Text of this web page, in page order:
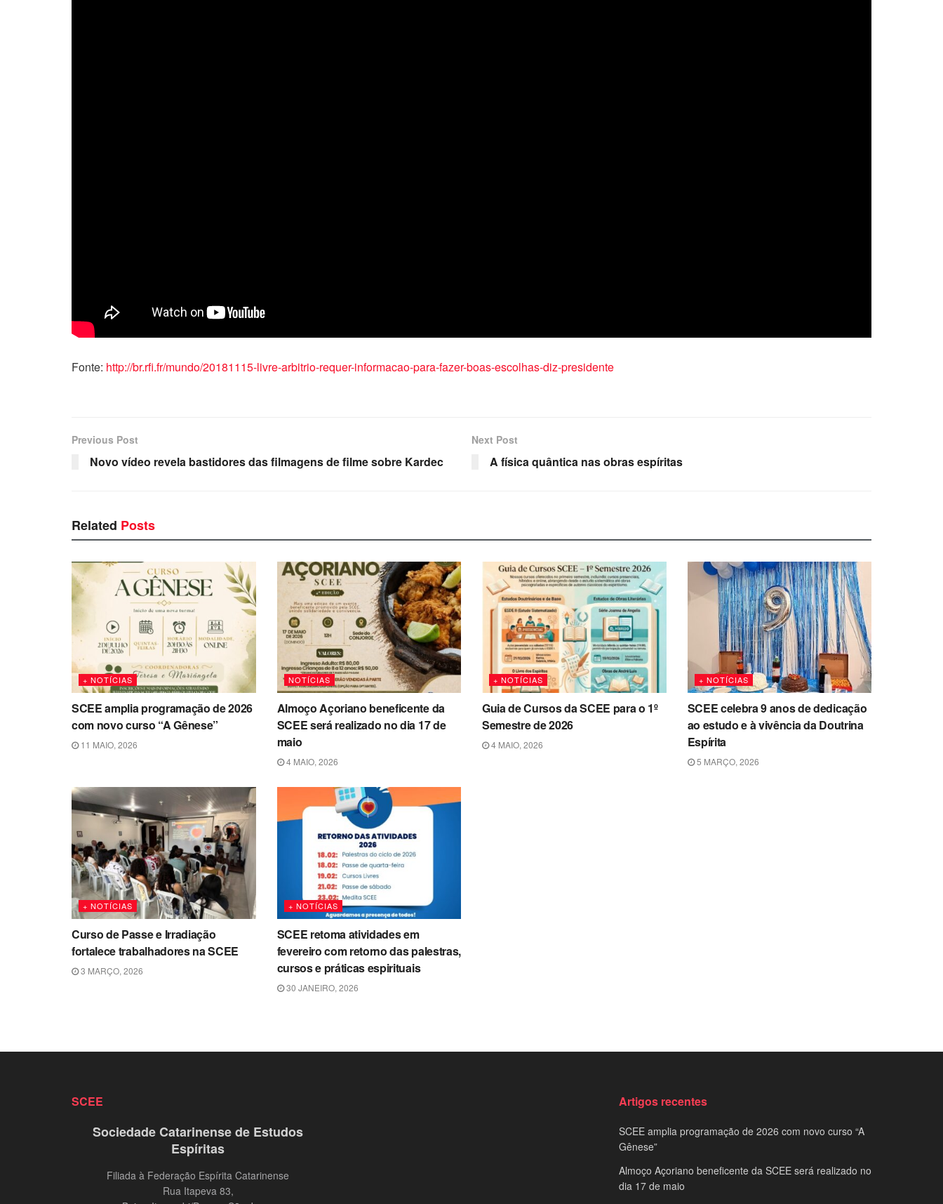
Fonte: http://br.rfi.fr/mundo/20181115-livre-arbitrio-requer-informacao-para-fazer-boas-escolhas-diz-presidente
Previous Post
Novo vídeo revela bastidores das filmagens de filme sobre Kardec
Next Post
A física quântica nas obras espíritas
Related Posts
+ NOTÍCIAS
SCEE amplia programação de 2026
com novo curso “A Gênese”
11 MAIO, 2026
NOTÍCIAS
Almoço Açoriano beneficente da
SCEE será realizado no dia 17 de
maio
4 MAIO, 2026
+ NOTÍCIAS
Guia de Cursos da SCEE para o 1º
Semestre de 2026
4 MAIO, 2026
+ NOTÍCIAS
SCEE celebra 9 anos de dedicação
ao estudo e à vivência da Doutrina
Espírita
5 MARÇO, 2026
+ NOTÍCIAS
Curso de Passe e Irradiação
fortalece trabalhadores na SCEE
3 MARÇO, 2026
+ NOTÍCIAS
SCEE retoma atividades em
fevereiro com retorno das palestras,
cursos e práticas espirituais
30 JANEIRO, 2026
SCEE
Sociedade Catarinense de Estudos
Espíritas
Filiada à Federação Espírita Catarinense
Rua Itapeva 83,
Artigos recentes
SCEE amplia programação de 2026 com novo curso “A
Gênese”
Almoço Açoriano beneficente da SCEE será realizado no
dia 17 de maio